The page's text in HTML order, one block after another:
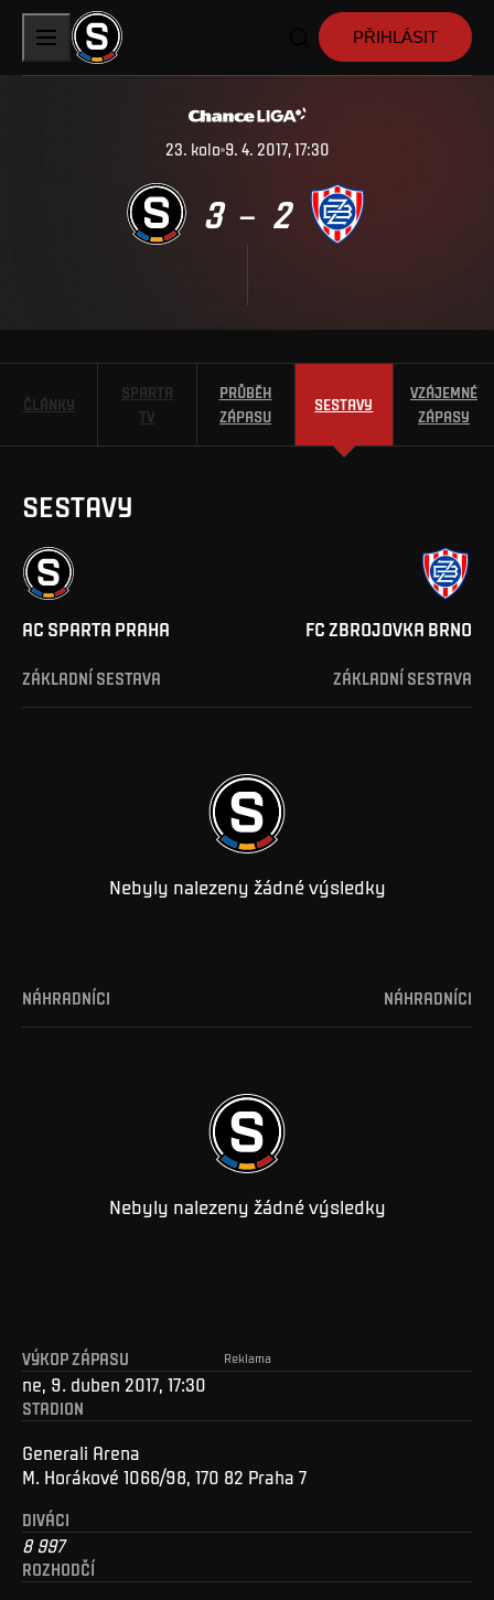
PŘIHLÁSIT
23. kolo 9. 4. 2017, 17:30
3 – 2
ČLÁNKY
SPARTA
TV
PRŮBĚH
ZÁPASU
SESTAVY
VZÁJEMNÉ
ZÁPASY
SESTAVY
AC SPARTA PRAHA
ZÁKLADNÍ SESTAVA
FC ZBROJOVKA BRNO
ZÁKLADNÍ SESTAVA
Nebyly nalezeny žádné výsledky
NÁHRADNÍCI NÁHRADNÍCI
Nebyly nalezeny žádné výsledky
Reklama
VÝKOP ZÁPASU
ne, 9. duben 2017, 17:30
STADION
Generali Arena
M. Horákové 1066/98, 170 82 Praha 7
DIVÁCI
8 997
ROZHODČÍ